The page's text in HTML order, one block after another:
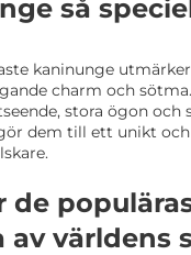
så
kaninunge
charm och
stora ögon och
dem till ett unikt
de
av världens